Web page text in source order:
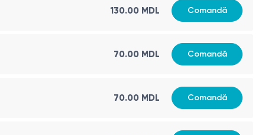
130.00 MDL Comandă
70.00 MDL Comandă
70.00 MDL Comandă